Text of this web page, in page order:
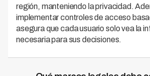
región, manteniendo la privacidad.
implementar controles de acceso
asegura que cada usuario solo vea la
necesaria para sus decisiones.